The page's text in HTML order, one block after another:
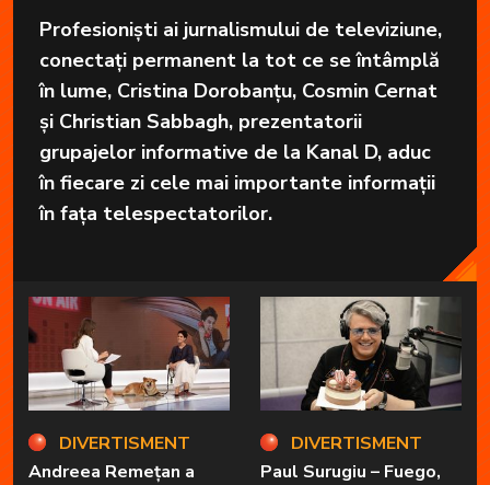
Profesioniști ai jurnalismului de televiziune,
conectați permanent la tot ce se întâmplă
în lume, Cristina Dorobanțu, Cosmin Cernat
și Christian Sabbagh, prezentatorii
grupajelor informative de la Kanal D, aduc
în fiecare zi cele mai importante informații
în fața telespectatorilor.
DIVERTISMENT
Andreea Remețan a
DIVERTISMENT
Paul Surugiu – Fuego,